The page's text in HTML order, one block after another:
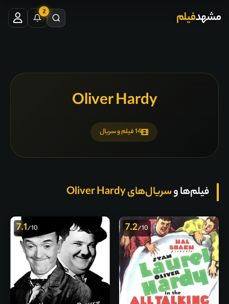
مشهدفیلم 2
Oliver Hardy
14 فیلم و سریال
فیلم‌ها وسریال‌های Oliver Hardy
7.2/10
7.1/10